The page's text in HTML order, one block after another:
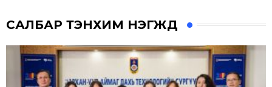
САЛБАР ТЭНХИМ НЭГЖҮҮД